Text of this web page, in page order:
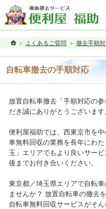
自転車撤去の手順対応
放置自転車撤去「手順対応の
だき誠にありがとうございます
便利屋福助では、西東京市を
車無料回収の業務を長年にわ
玉」エリアでもより良いサー
後までお付き合いください。
東京都／埼玉県エリアで自転
ませんか？ 放置自転車の撤去
自転車無料回収サービスがそ
ホーム
よくあるご質問 撤去手順